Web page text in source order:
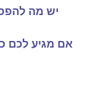
יש מה
אם מגיע לכם